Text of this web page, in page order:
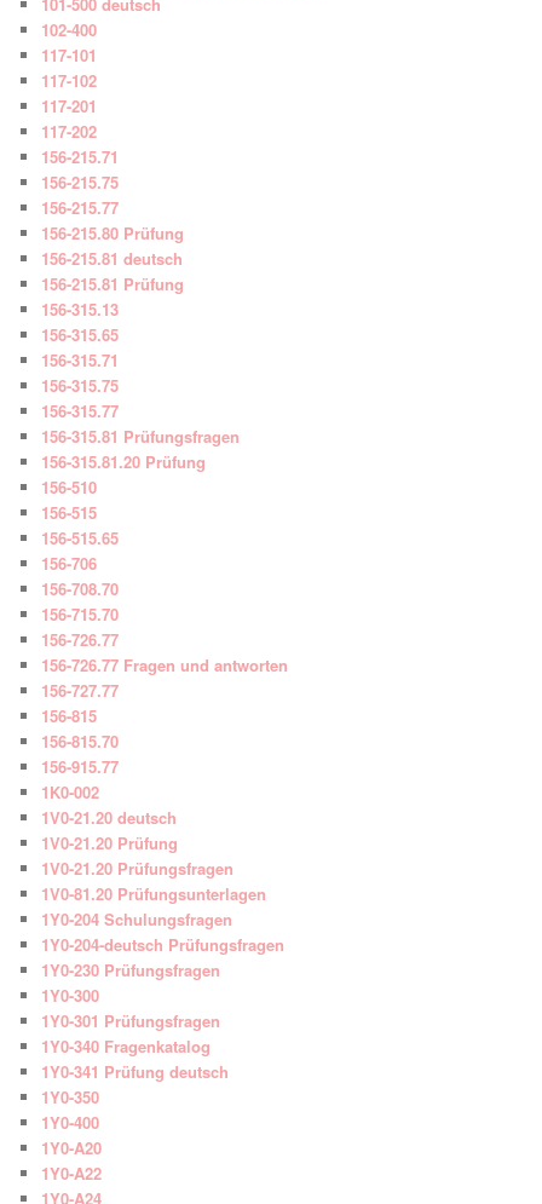
101-500 deutsch
102-400
117-101
117-102
117-201
117-202
156-215.71
156-215.75
156-215.77
156-215.80 Prüfung
156-215.81 deutsch
156-215.81 Prüfung
156-315.13
156-315.65
156-315.71
156-315.75
156-315.77
156-315.81 Prüfungsfragen
156-315.81.20 Prüfung
156-510
156-515
156-515.65
156-706
156-708.70
156-715.70
156-726.77
156-726.77 Fragen und antworten
156-727.77
156-815
156-815.70
156-915.77
1K0-002
1V0-21.20 deutsch
1V0-21.20 Prüfung
1V0-21.20 Prüfungsfragen
1V0-81.20 Prüfungsunterlagen
1Y0-204 Schulungsfragen
1Y0-204-deutsch Prüfungsfragen
1Y0-230 Prüfungsfragen
1Y0-300
1Y0-301 Prüfungsfragen
1Y0-340 Fragenkatalog
1Y0-341 Prüfung deutsch
1Y0-350
1Y0-400
1Y0-A20
1Y0-A22
1Y0-A24